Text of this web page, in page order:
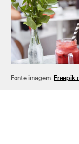
Fonte imagem: